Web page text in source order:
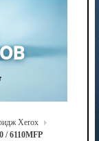
Xerox
/ 6110MFP